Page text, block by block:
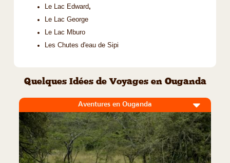
Le Lac Edward,
Le Lac George
Le Lac Mburo
Les Chutes d'eau de Sipi
Quelques Idées de Voyages en Ouganda
Aventures en Ouganda